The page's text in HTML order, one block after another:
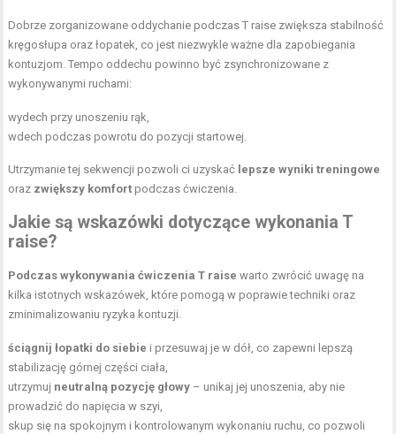
Dobrze zorganizowane oddychanie podczas T raise zwiększa stabilność
kręgosłupa oraz łopatek, co jest niezwykle ważne dla zapobiegania
kontuzjom. Tempo oddechu powinno być zsynchronizowane z
wykonywanymi ruchami:
wydech przy unoszeniu rąk,
wdech podczas powrotu do pozycji startowej.
Utrzymanie tej sekwencji pozwoli ci uzyskać lepsze wyniki treningowe
oraz zwiększy komfort podczas ćwiczenia.
Jakie są wskazówki dotyczące wykonania T
raise?
Podczas wykonywania ćwiczenia T raise warto zwrócić uwagę na
kilka istotnych wskazówek, które pomogą w poprawie techniki oraz
zminimalizowaniu ryzyka kontuzji.
ściągnij łopatki do siebie i przesuwaj je w dół, co zapewni lepszą
stabilizację górnej części ciała,
utrzymuj neutralną pozycję głowy – unikaj jej unoszenia, aby nie
prowadzić do napięcia w szyi,
skup się na spokojnym i kontrolowanym wykonaniu ruchu, co pozwoli